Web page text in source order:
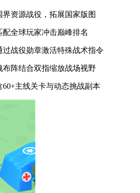
界资源战役，拓展国家版图
全球玩家冲击巅峰排名
战役勋章激活特殊战术指令
阵结合双指缩放战场视野
60+主线关卡与动态挑战副本